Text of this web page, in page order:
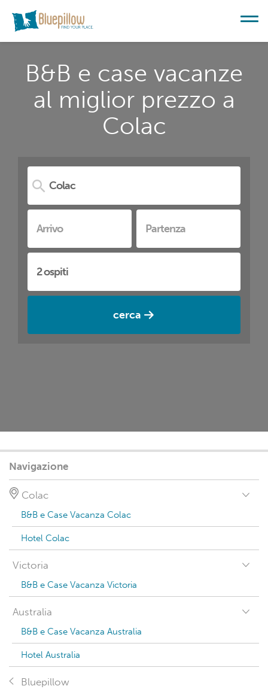
B&B e case vacanze
al miglior prezzo a
Colac
cerca
Navigazione
Colac
B&B e Case Vacanza Colac
Hotel Colac
Victoria
B&B e Case Vacanza Victoria
Australia
B&B e Case Vacanza Australia
Hotel Australia
Bluepillow